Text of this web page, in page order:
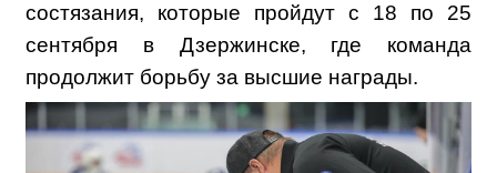
состязания, которые пройдут с 18 по 25
сентября в Дзержинске, где команда
продолжит борьбу за высшие награды.